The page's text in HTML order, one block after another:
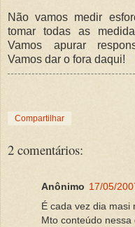
Não vamos medir
tomar todas as
Vamos apurar
Vamos dar o fora daqui!
Compartilhar
2 comentários:
Anônimo 17/05/
É cada vez dia masi
Mto conteúdo nessa